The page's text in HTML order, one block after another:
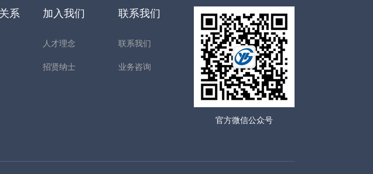
系 加入我们
人才理念
招贤纳士
联系我们
联系我们
业务咨询
官方微信公众号